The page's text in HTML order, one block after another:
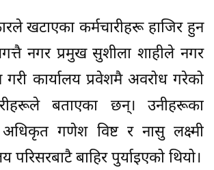
खटाएका कर्मचारीहरू हाजिर हुन
नगर प्रमुख सुशीला शाहीले नगर
गरी कार्यालय प्रवेशमै अवरोध गरेको
बताएका छन्। उनीहरूका
गणेश विष्ट र नासु लक्ष्मी
परिसरबाटै बाहिर पुर्याइएको थियो।